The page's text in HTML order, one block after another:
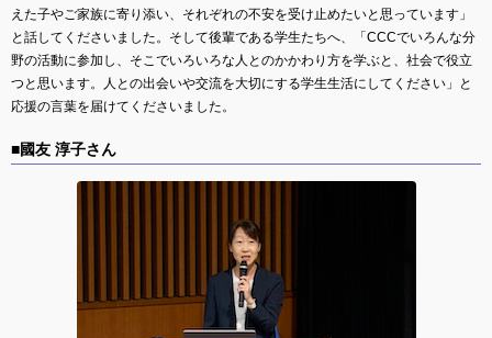
えた子やご家族に寄り添い、それぞれの不安を受け止めたいと思っています」
と話してくださいました。そして後輩である学生たちへ、「CCCでいろんな分
野の活動に参加し、そこでいろいろな人とのかかわり方を学ぶと、社会で役立
つと思います。人との出会いや交流を大切にする学生生活にしてください」と
応援の言葉を届けてくださいました。
■國友 淳子さん